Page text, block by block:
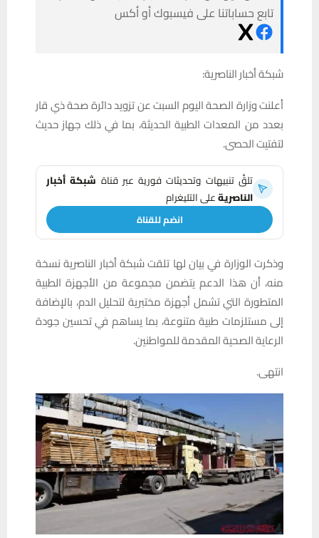
تابع حساباتنا على فيسبوك أو أكس
شبكة أخبار الناصرية:
أعلنت وزارة الصحة اليوم السبت عن تزويد دائرة صحة ذي قار
بعدد من المعدات الطبية الحديثة، بما في ذلك جهاز حديث
لتفتيت الحصى.
تلقَّ تنبيهات وتحديثات فورية عبر قناة شبكة أخبار
الناصريةعلى التليغرام
انضم للقناة
وذكرت الوزارة في بيان لها تلقت شبكة أخبار الناصرية نسخة
منه، أن هذا الدعم يتضمن مجموعة من الأجهزة الطبية
المتطورة التي تشمل أجهزة مختبرية لتحليل الدم، بالإضافة
إلى مستلزمات طبية متنوعة، بما يساهم في تحسين جودة
الرعاية الصحية المقدمة للمواطنين.
انتهى.